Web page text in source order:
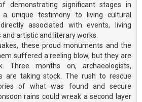
demonstrating significant stages in
a unique testimony to living cultural
associated with events, living
artistic and literary works.
these proud monuments and the
suffered a reeling blow, but they are
Three months on, archaeologists,
are taking stock. The rush to rescue
of what was found and secure
rains could wreak a second layer